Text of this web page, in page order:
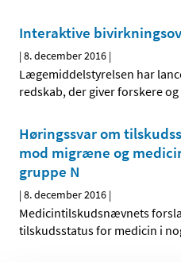
Interaktive
|8. december 2016 |
Lægemiddelstyrelsen har
redskab, der giver forskere
Høringssvar om
mod migræne og
gruppe N
|8. december 2016 |
Medicintilskudsnævnets
tilskudsstatus for medicin i